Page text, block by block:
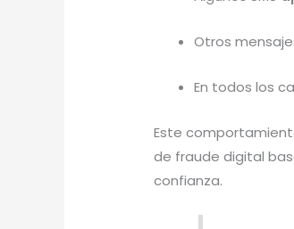
Otros
En todos los
Este
de fraude digital
confianza.